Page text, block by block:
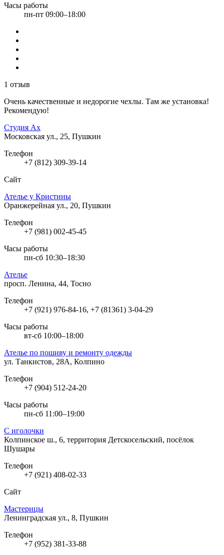
Часы работы
пн-пт 09:00–18:00
1 отзыв
Очень качественные и недорогие чехлы. Там же установка!
Рекомендую!
Студия Ах
Московская ул., 25, Пушкин
Телефон
+7 (812) 309-39-14
Сайт
Ателье у Кристины
Оранжерейная ул., 20, Пушкин
Телефон
+7 (981) 002-45-45
Часы работы
пн-сб 10:30–18:30
Ателье
просп. Ленина, 44, Тосно
Телефон
+7 (921) 976-84-16, +7 (81361) 3-04-29
Часы работы
вт-сб 10:00–18:00
Ателье по пошиву и ремонту одежды
ул. Танкистов, 28А, Колпино
Телефон
+7 (904) 512-24-20
Часы работы
пн-сб 11:00–19:00
С иголочки
Колпинское ш., 6, территория Детскосельский, посёлок
Шушары
Телефон
+7 (921) 408-02-33
Сайт
Мастерицы
Ленинградская ул., 8, Пушкин
Телефон
+7 (952) 381-33-88